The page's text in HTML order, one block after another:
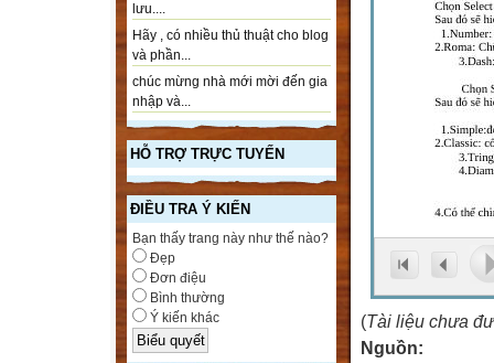
lưu....
Hãy , có nhiều thủ thuật cho blog
và phần...
chúc mừng nhà mới mời đến gia
nhập và...
HỖ TRỢ TRỰC TUYẾN
ĐIỀU TRA Ý KIẾN
Bạn thấy trang này như thế nào?
Đẹp
Đơn điệu
Bình thường
Ý kiến khác
(Tài liệu chưa
Nguồn: